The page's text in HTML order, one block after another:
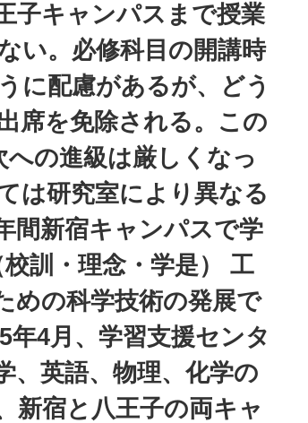
子キャンパスまで授業
い。必修科目の開講時
に配慮があるが、どう
席を免除される。この
の進級は厳しくなっ
は研究室により異なる
間新宿キャンパスで学
訓・理念・学是） 工
めの科学技術の発展で
4月、学習支援センタ
、英語、物理、化学の
新宿と八王子の両キャ